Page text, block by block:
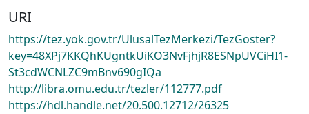
URI
https://tez.yok.gov.tr/UlusalTezMerkezi/TezGoster?
key=48XPj7KKQhKUgntkUiKO3NvFjhjR8ESNpUVCiHI1-
St3cdWCNLZC9mBnv690gIQa
http://libra.omu.edu.tr/tezler/112777.pdf
https://hdl.handle.net/20.500.12712/26325